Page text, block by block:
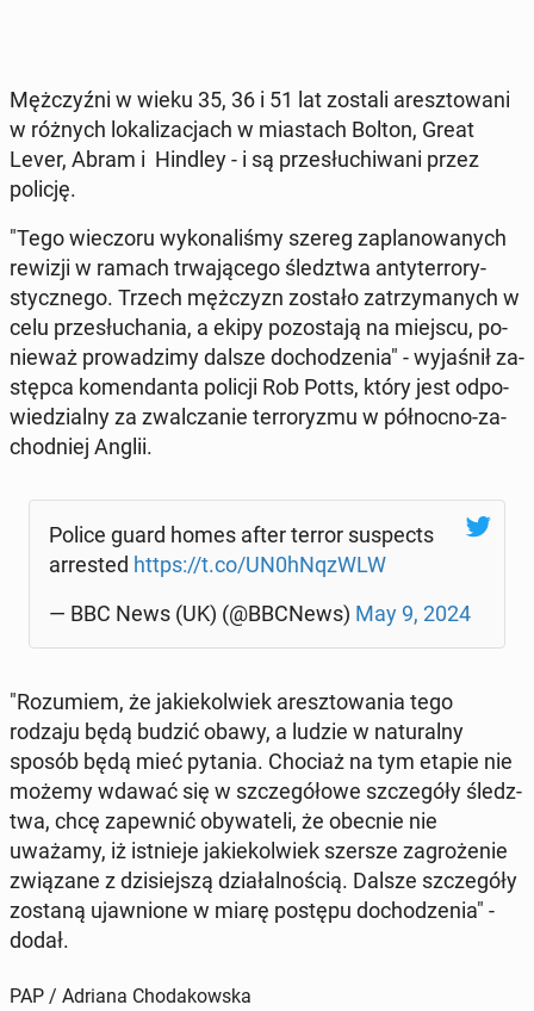
Męż­czyź­ni w wieku 35, 36 i 51 lat zostali aresz­to­wa­ni
w różnych lo­ka­li­za­cjach w mia­stach Bolton, Great
Lever, Abram i Hindley - i są prze­słu­chi­wa­ni przez
policję.
"Tego wie­czo­ru wy­ko­na­li­śmy szereg za­pla­no­wa­nych
rewizji w ramach trwa­ją­ce­go śledz­twa an­ty­ter­ro­ry­
stycz­ne­go. Trzech męż­czyzn zostało za­trzy­ma­nych w
celu prze­słu­cha­nia, a ekipy po­zo­sta­ją na miejscu, po­
nie­waż pro­wa­dzi­my dalsze do­cho­dze­nia" - wy­ja­śnił za­
stęp­ca ko­men­dan­ta policji Rob Potts, który jest od­po­
wie­dzial­ny za zwal­cza­nie ter­ro­ry­zmu w pół­noc­no-za­
chod­niej Anglii.
Police guard homes after terror su­spects
ar­re­sted https://t.co/UN0hNqzWLW
— BBC News (UK) (@BBCNews) May 9, 2024
"Ro­zu­miem, że ja­kie­kol­wiek aresz­to­wa­nia tego
rodzaju będą budzić obawy, a ludzie w na­tu­ral­ny
sposób będą mieć pytania. Chociaż na tym etapie nie
możemy wdawać się w szcze­gó­ło­we szcze­gó­ły śledz­
twa, chcę za­pew­nić oby­wa­te­li, że obecnie nie
uważamy, iż ist­nie­je ja­kie­kol­wiek szersze za­gro­że­nie
zwią­za­ne z dzi­siej­szą dzia­łal­no­ścią. Dalsze szcze­gó­ły
zostaną ujaw­nio­ne w miarę postępu do­cho­dze­nia" -
dodał.
PAP / Adriana Chodakowska